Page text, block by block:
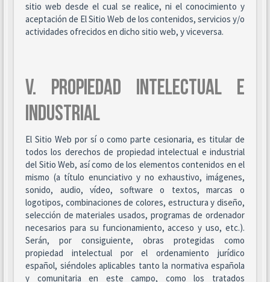
sitio web desde el cual se realice, ni el conocimiento y
aceptación de El Sitio Web de los contenidos, servicios y/o
actividades ofrecidos en dicho sitio web, y viceversa.
V. PROPIEDAD INTELECTUAL E
INDUSTRIAL
El Sitio Web por sí o como parte cesionaria, es titular de
todos los derechos de propiedad intelectual e industrial
del Sitio Web, así como de los elementos contenidos en el
mismo (a título enunciativo y no exhaustivo, imágenes,
sonido, audio, vídeo, software o textos, marcas o
logotipos, combinaciones de colores, estructura y diseño,
selección de materiales usados, programas de ordenador
necesarios para su funcionamiento, acceso y uso, etc.).
Serán, por consiguiente, obras protegidas como
propiedad intelectual por el ordenamiento jurídico
español, siéndoles aplicables tanto la normativa española
y comunitaria en este campo, como los tratados